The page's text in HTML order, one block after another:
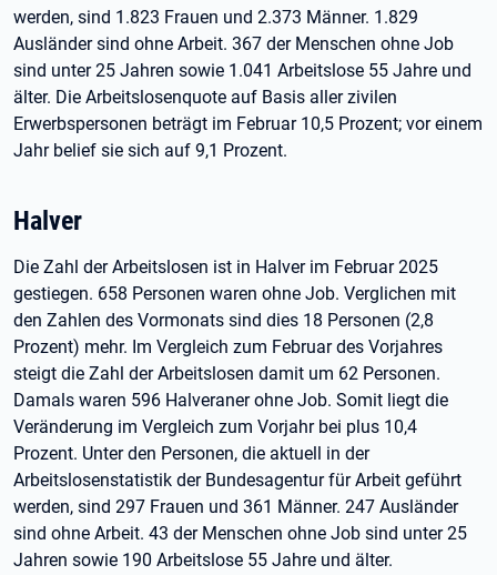
werden, sind 1.823 Frauen und 2.373 Männer. 1.829
Ausländer sind ohne Arbeit. 367 der Menschen ohne Job
sind unter 25 Jahren sowie 1.041 Arbeitslose 55 Jahre und
älter. Die Arbeitslosenquote auf Basis aller zivilen
Erwerbspersonen beträgt im Februar 10,5 Prozent; vor einem
Jahr belief sie sich auf 9,1 Prozent.
Halver
Die Zahl der Arbeitslosen ist in Halver im Februar 2025
gestiegen. 658 Personen waren ohne Job. Verglichen mit
den Zahlen des Vormonats sind dies 18 Personen (2,8
Prozent) mehr. Im Vergleich zum Februar des Vorjahres
steigt die Zahl der Arbeitslosen damit um 62 Personen.
Damals waren 596 Halveraner ohne Job. Somit liegt die
Veränderung im Vergleich zum Vorjahr bei plus 10,4
Prozent. Unter den Personen, die aktuell in der
Arbeitslosenstatistik der Bundesagentur für Arbeit geführt
werden, sind 297 Frauen und 361 Männer. 247 Ausländer
sind ohne Arbeit. 43 der Menschen ohne Job sind unter 25
Jahren sowie 190 Arbeitslose 55 Jahre und älter.